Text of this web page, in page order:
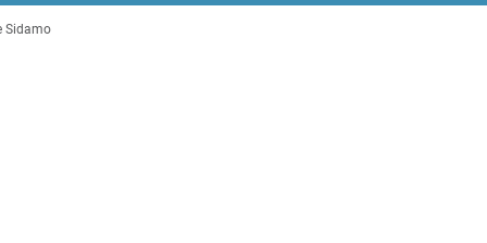
Sidamo